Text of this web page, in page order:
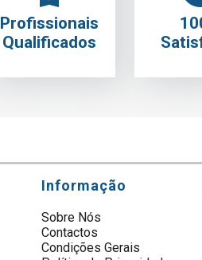
Profissionais
Qualificados
Informação
Sobre Nós
Contactos
Condições Gerais